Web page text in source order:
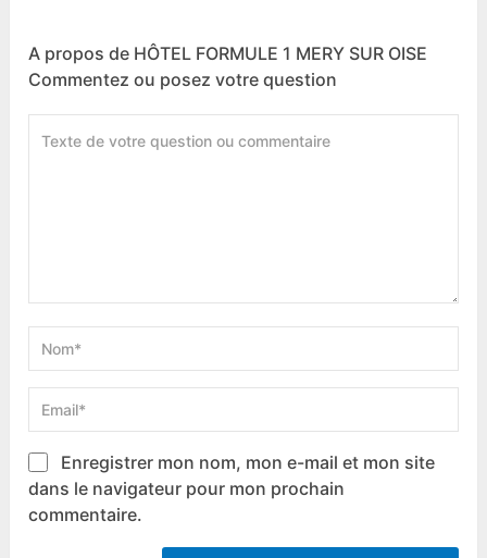
A propos de HÔTEL FORMULE 1 MERY SUR OISE
Commentez ou posez votre question
Enregistrer mon nom, mon e-mail et mon site
dans le navigateur pour mon prochain
commentaire.